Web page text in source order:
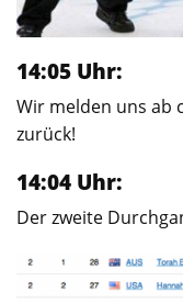
14:05 Uhr:
Wir melden uns ab
zurück!
14:04 Uhr:
Der zweite